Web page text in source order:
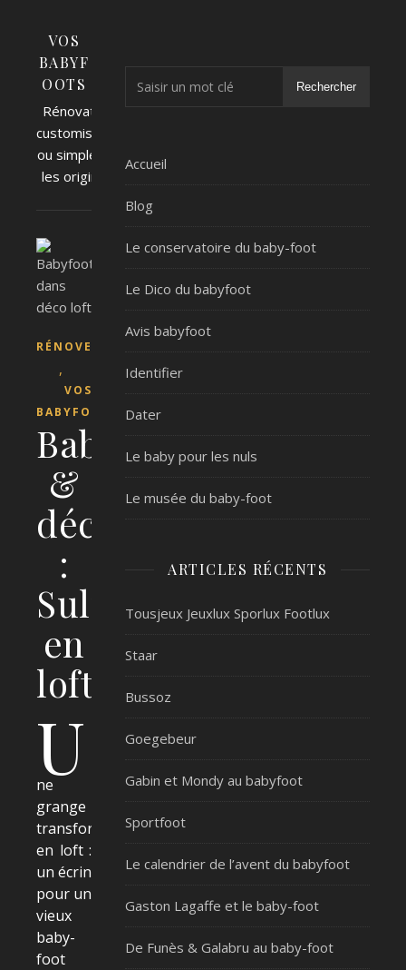
VOS
BABYF
OOTS
Rénovations,
customisations
ou simplement
les originaux !
RÉNOVER
,
VOS
BABYFOOTS
Babyfoot
&
déco
:
Sulpie
en
loft
U
ne
grange
transformée
en loft :
un écrin
pour un
vieux
baby-
foot
Rechercher
Accueil
Blog
Le conservatoire du baby-foot
Le Dico du babyfoot
Avis babyfoot
Identifier
Dater
Le baby pour les nuls
Le musée du baby-foot
ARTICLES RÉCENTS
Tousjeux Jeuxlux Sporlux Footlux
Staar
Bussoz
Goegebeur
Gabin et Mondy au babyfoot
Sportfoot
Le calendrier de l’avent du babyfoot
Gaston Lagaffe et le baby-foot
De Funès & Galabru au baby-foot